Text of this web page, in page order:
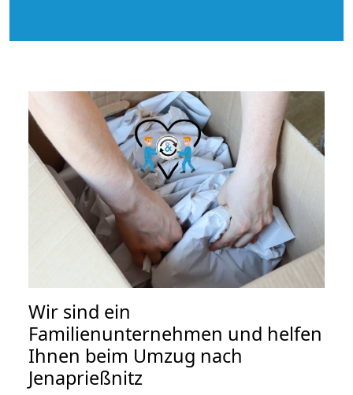
Wir sind ein
Familienunternehmen und helfen
Ihnen beim Umzug nach
Jenaprießnitz